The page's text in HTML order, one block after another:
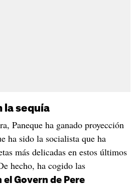
la sequía
Paneque ha ganado proyección
ha sido la socialista que ha
más delicadas en estos últimos
hecho, ha cogido las
Govern de Pere